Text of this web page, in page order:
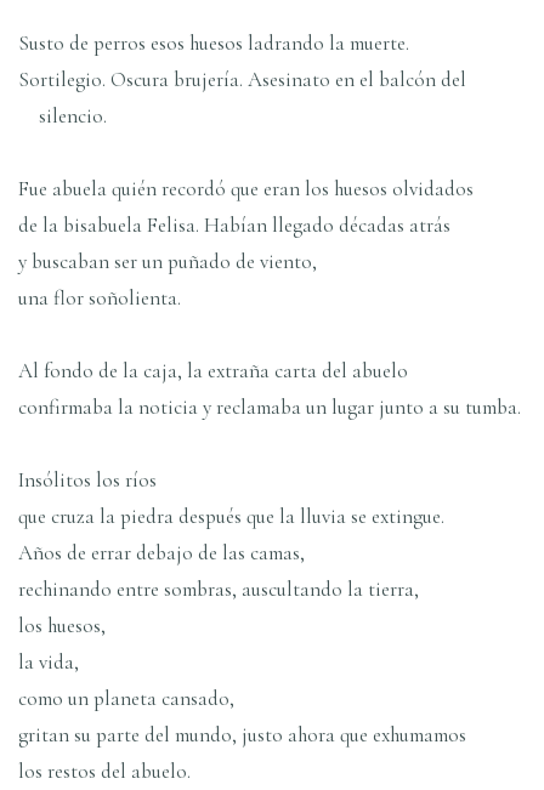
Susto de perros esos huesos ladrando la muerte.
Sortilegio. Oscura brujería. Asesinato en el balcón del
silencio.
Fue abuela quién recordó que eran los huesos olvidados
de la bisabuela Felisa. Habían llegado décadas atrás
y buscaban ser un puñado de viento,
una flor soñolienta.
Al fondo de la caja, la extraña carta del abuelo
confirmaba la noticia y reclamaba un lugar junto a su tumba.
Insólitos los ríos
que cruza la piedra después que la lluvia se extingue.
Años de errar debajo de las camas,
rechinando entre sombras, auscultando la tierra,
los huesos,
la vida,
como un planeta cansado,
gritan su parte del mundo, justo ahora que exhumamos
los restos del abuelo.